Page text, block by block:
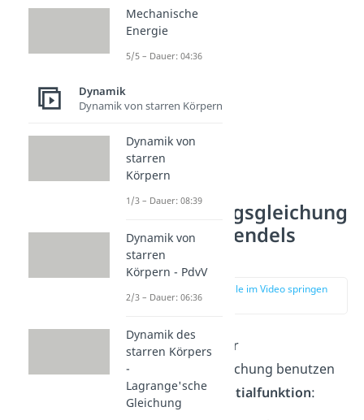
vertiefen.
Schwingungsgleichung
des Federpendels
lösen
zur Stelle im Video springen
(03:40)
Für das Lösen der
Schwingungsgleichung benutzen
wir eineExponentialfunktion:
Mechanische
Energie
5/5 – Dauer: 04:36
Dynamik
Dynamik von starren Körpern
Dynamik von
starren
Körpern
1/3 – Dauer: 08:39
Dynamik von
starren
Körpern - PdvV
2/3 – Dauer: 06:36
Dynamik des
starren Körpers
-
Lagrange'sche
Gleichung